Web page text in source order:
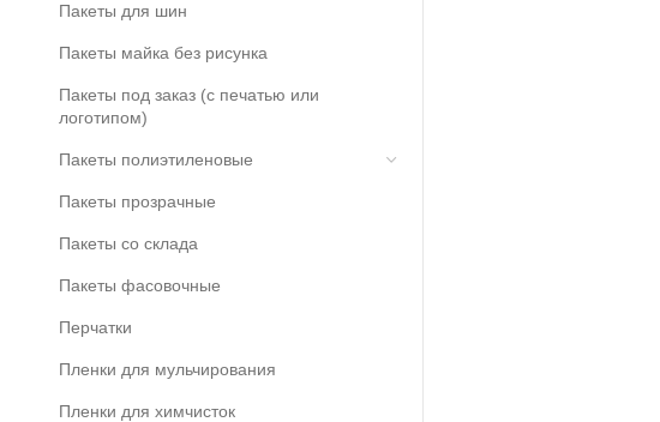
Пакеты для шин
Пакеты майка без рисунка
Пакеты под заказ (с печатью или
логотипом)
Пакеты полиэтиленовые
Пакеты прозрачные
Пакеты со склада
Пакеты фасовочные
Перчатки
Пленки для мульчирования
Пленки для химчисток